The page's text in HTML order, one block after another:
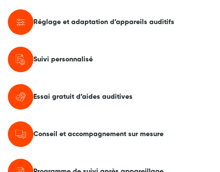
Réglage et adaptation d’appareils auditifs
Suivi personnalisé
Essai gratuit d’aides auditives
Conseil et accompagnement sur mesure